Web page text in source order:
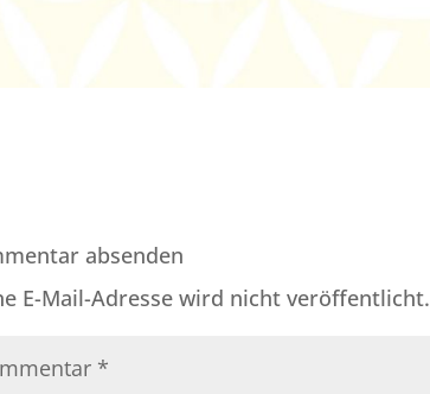
absenden
E-Mail-Adresse wird nicht veröffentlicht.